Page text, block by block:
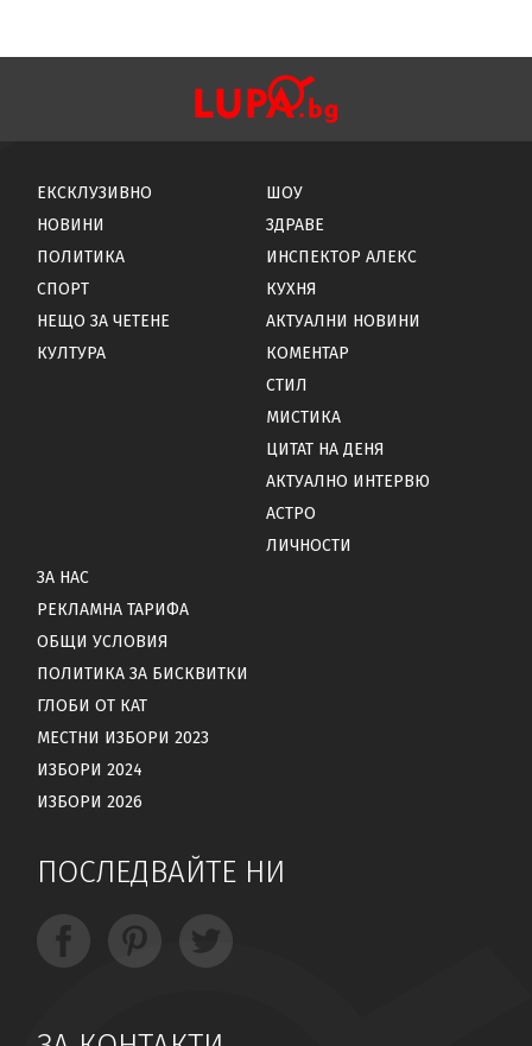
ЕКСКЛУЗИВНО
НОВИНИ
ПОЛИТИКА
СПОРТ
НЕЩО ЗА ЧЕТЕНЕ
КУЛТУРА
ШОУ
ЗДРАВЕ
ИНСПЕКТОР АЛЕКС
КУХНЯ
АКТУАЛНИ НОВИНИ
КОМЕНТАР
СТИЛ
МИСТИКА
ЦИТАТ НА ДЕНЯ
АКТУАЛНО ИНТЕРВЮ
АСТРО
ЛИЧНОСТИ
ЗА НАС
РЕКЛАМНА ТАРИФА
ОБЩИ УСЛОВИЯ
ПОЛИТИКА ЗА БИСКВИТКИ
ГЛОБИ ОТ КАТ
МЕСТНИ ИЗБОРИ 2023
ИЗБОРИ 2024
ИЗБОРИ 2026
ПОСЛЕДВАЙТЕ НИ